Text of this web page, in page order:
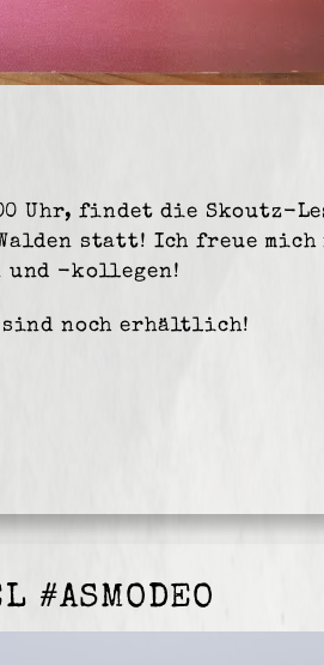
Uhr, findet die Skoutz-
statt! Ich freue mich
und -kollegen!
sind noch erhältlich!
#ASMODEO